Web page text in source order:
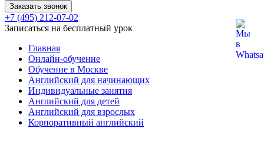
Заказать звонок
+7 (495) 212-07-02
Записаться на бесплатный урок
Главная
Онлайн-обучение
Обучение в Москве
Английский для начинающих
Индивидуальные занятия
Английский для детей
Английский для взрослых
Корпоративный английский